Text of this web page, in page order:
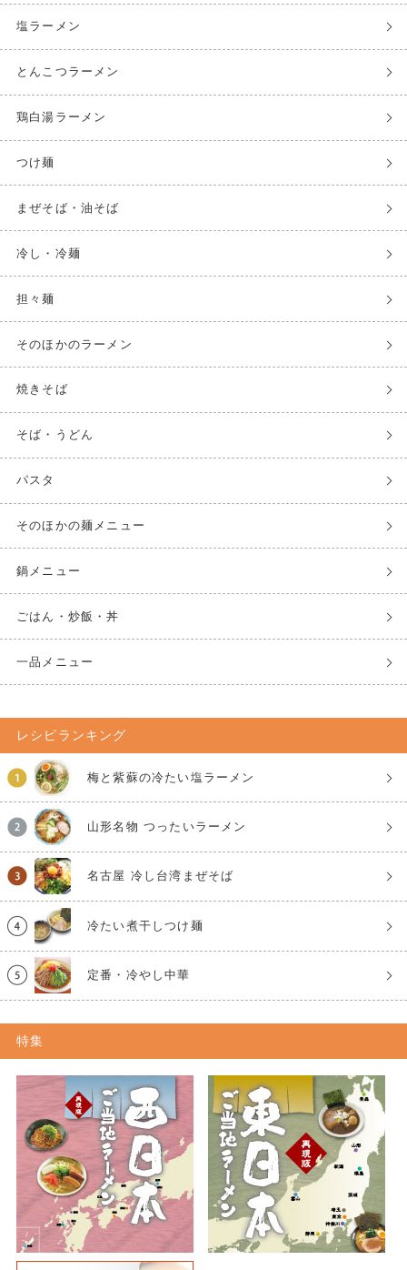
塩ラーメン
とんこつラーメン
鶏白湯ラーメン
つけ麺
まぜそば・油そば
冷し・冷麺
担々麺
そのほかのラーメン
焼きそば
そば・うどん
パスタ
そのほかの麺メニュー
鍋メニュー
ごはん・炒飯・丼
一品メニュー
レシピランキング
梅と紫蘇の冷たい塩ラーメン
山形名物 つったいラーメン
名古屋 冷し台湾まぜそば
冷たい煮干しつけ麺
定番・冷やし中華
特集